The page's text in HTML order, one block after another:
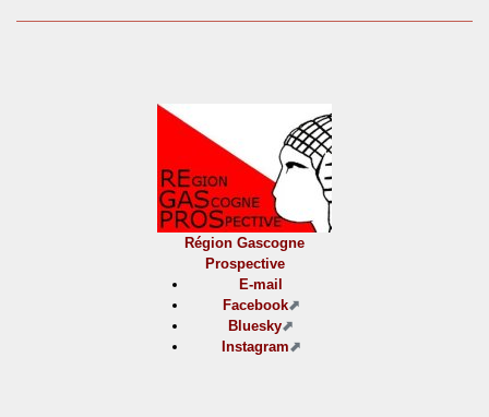
Région Gascogne
Prospective
E-mail
Facebook
Bluesky
Instagram